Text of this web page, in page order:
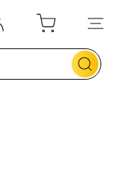
!